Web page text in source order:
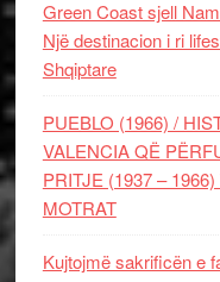
Green Coast sjell
Një destinacion i ri
Shqiptare
PUEBLO (1966) /
VALENCIA QË
PRITJE (1937 –
MOTRAT
Kujtojmë sakrificën e